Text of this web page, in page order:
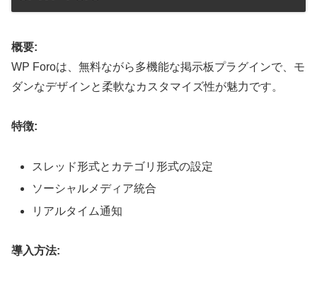
概要:
WP Foroは、無料ながら多機能な掲示板プラグインで、モ
ダンなデザインと柔軟なカスタマイズ性が魅力です。
特徴:
スレッド形式とカテゴリ形式の設定
ソーシャルメディア統合
リアルタイム通知
導入方法: